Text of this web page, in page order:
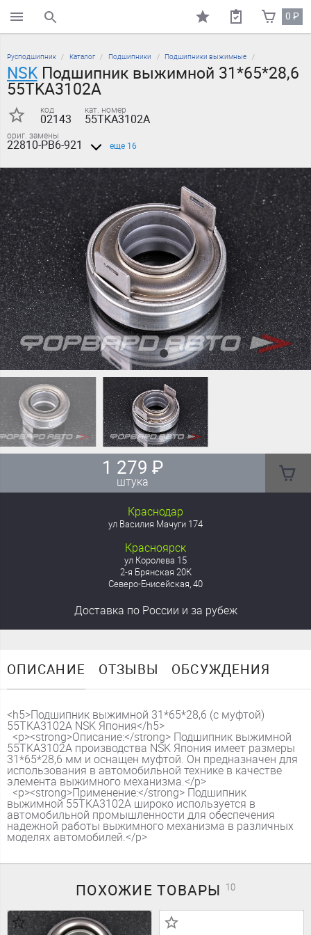
поиск по каталогу 0₽
Русподшипник Каталог Подшипники Подшипники выжимные
NSKПодшипник выжимной 31*65*28,6
55TKA3102A
код
02143
кат. номер
55TKA3102A
ориг. замены
22810-PB6-921 еще 16
1 279 ₽
штука
Краснодар
ул Василия Мачуги 174
Красноярск
ул Королева 15
2-я Брянская 20К
Северо-Енисейская, 40
Доставка по России и за рубеж
ОПИСАНИЕ ОТЗЫВЫ ОБСУЖДЕНИЯ
<h5>Подшипник выжимной 31*65*28,6 (c муфтой)
55TKA3102A NSK Япония</h5>
<p><strong>Описание:</strong> Подшипник выжимной
55TKA3102A производства NSK Япония имеет размеры
31*65*28,6 мм и оснащен муфтой. Он предназначен для
использования в автомобильной технике в качестве
элемента выжимного механизма.</p>
<p><strong>Применение:</strong> Подшипник
выжимной 55TKA3102A широко используется в
автомобильной промышленности для обеспечения
надежной работы выжимного механизма в различных
моделях автомобилей.</p>
ПОХОЖИЕТОВАРЫ 10